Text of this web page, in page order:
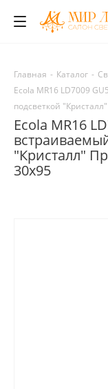
Главная - Каталог -
Ecola MR16 LD7009
подсветкой
Ecola MR16
"Кристалл"
30х95